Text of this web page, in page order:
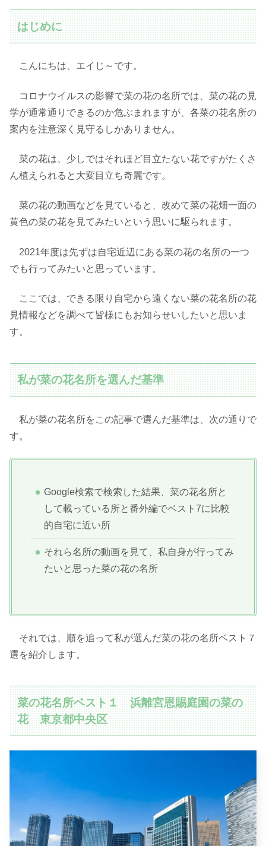
はじめに
こんにちは、エイじ～です。
コロナウイルスの影響で菜の花の名所では、菜の花の見
学が通常通りできるのか危ぶまれますが、各菜の花名所の
案内を注意深く見守るしかありません。
菜の花は、少しではそれほど目立たない花ですがたくさ
ん植えられると大変目立ち奇麗です。
菜の花の動画などを見ていると、改めて菜の花畑一面の
黄色の菜の花を見てみたいという思いに駆られます。
2021年度は先ずは自宅近辺にある菜の花の名所の一つ
でも行ってみたいと思っています。
ここでは、できる限り自宅から遠くない菜の花名所の花
見情報などを調べて皆様にもお知らせいしたいと思いま
す。
私が菜の花名所を選んだ基準
私が菜の花名所をこの記事で選んだ基準は、次の通りで
す。
Google検索で検索した結果、菜の花名所と
して載っている所と番外編でベスト7に比較
的自宅に近い所
それら名所の動画を見て、私自身が行ってみ
たいと思った菜の花の名所
それでは、順を追って私が選んだ菜の花の名所ベスト７
選を紹介します。
菜の花名所ベスト１ 浜離宮恩賜庭園の菜の
花 東京都中央区